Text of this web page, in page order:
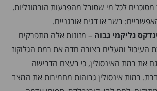
מסוכנים לכל מי שסובל מהפרעות הורמונליות.
בשר או דגים אורגניים.
גליקמי גבוה – מזונות אלה מתפרקים
העיכול ומעלים בצורה חדה את רמת הגלוקוז
את רמת האינסולין, כי בעצם הדרישה
רמות אינסולין גבוהות מחמירות את המצב